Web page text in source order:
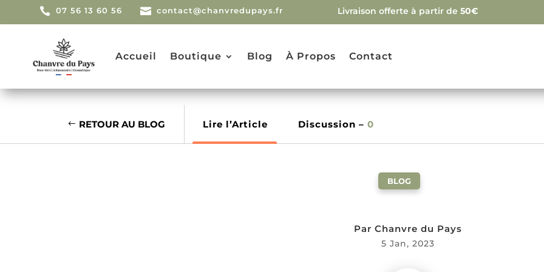
 07 56 13 60 56  contact@chanvredupays.fr Livraison offerte à partir de50€
Accueil Boutique Blog À Propos Contact
RETOUR AU BLOG Lire l’Article Discussion – 0
BLOG
Par Chanvre du Pays
5 Jan, 2023